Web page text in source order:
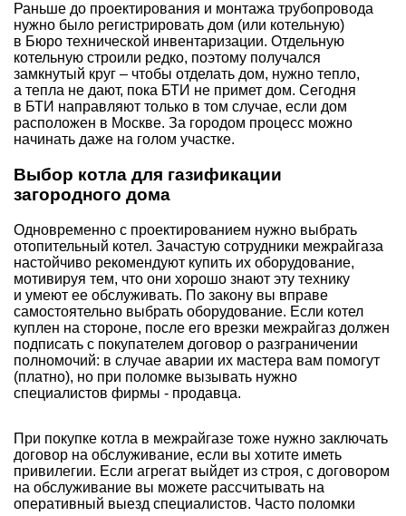
Раньше до проектирования и монтажа трубопровода
нужно было регистрировать дом (или котельную)
в Бюро технической инвентаризации. Отдельную
котельную строили редко, поэтому получался
замкнутый круг – чтобы отделать дом, нужно тепло,
а тепла не дают, пока БТИ не примет дом. Сегодня
в БТИ направляют только в том случае, если дом
расположен в Москве. За городом процесс можно
начинать даже на голом участке.
Выбор котла для газификации
загородного дома
Одновременно с проектированием нужно выбрать
отопительный котел. Зачастую сотрудники межрайгаза
настойчиво рекомендуют купить их оборудование,
мотивируя тем, что они хорошо знают эту технику
и умеют ее обслуживать. По закону вы вправе
самостоятельно выбрать оборудование. Если котел
куплен на стороне, после его врезки межрайгаз должен
подписать с покупателем договор о разграничении
полномочий: в случае аварии их мастера вам помогут
(платно), но при поломке вызывать нужно
специалистов фирмы­ - продавца.
При покупке котла в межрайгазе тоже нужно заключать
договор на обслуживание, если вы хотите иметь
привилегии. Если агрегат выйдет из строя, с договором
на обслуживание вы можете рассчитывать на
оперативный выезд специалистов. Часто поломки